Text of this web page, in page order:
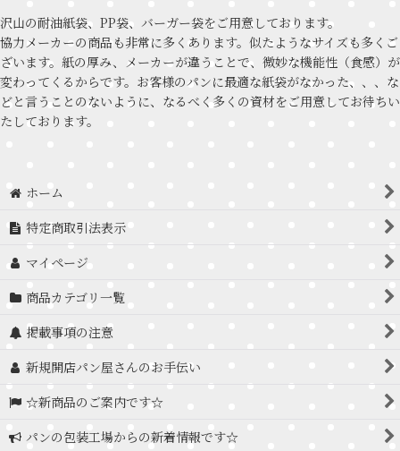
沢山の耐油紙袋、PP袋、バーガー袋をご用意しております。
協力メーカーの商品も非常に多くあります。似たようなサイズも多くご
ざいます。紙の厚み、メーカーが違うことで、微妙な機能性（食感）が
変わってくるからです。お客様のパンに最適な紙袋がなかった、、、な
どと言うことのないように、なるべく多くの資材をご用意してお待ちい
たしております。
ホーム
特定商取引法表示
マイページ
商品カテゴリ一覧
掲載事項の注意
新規開店パン屋さんのお手伝い
☆新商品のご案内です☆
パンの包装工場からの新着情報です☆